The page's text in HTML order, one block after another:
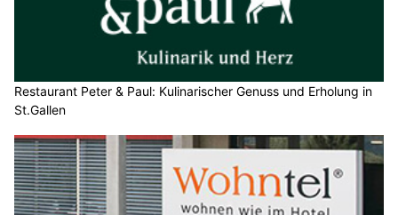
Restaurant Peter & Paul: Kulinarischer Genuss und Erholung in
St.Gallen